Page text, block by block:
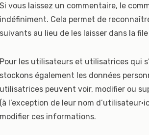
Si vous laissez un commentaire, le
indéfiniment. Cela permet de
suivants au lieu de les laisser dans la
Pour les utilisateurs et utilisatrices qui
stockons également les données
utilisatrices peuvent voir, modifier ou
(à l’exception de leur nom
modifier ces informations.